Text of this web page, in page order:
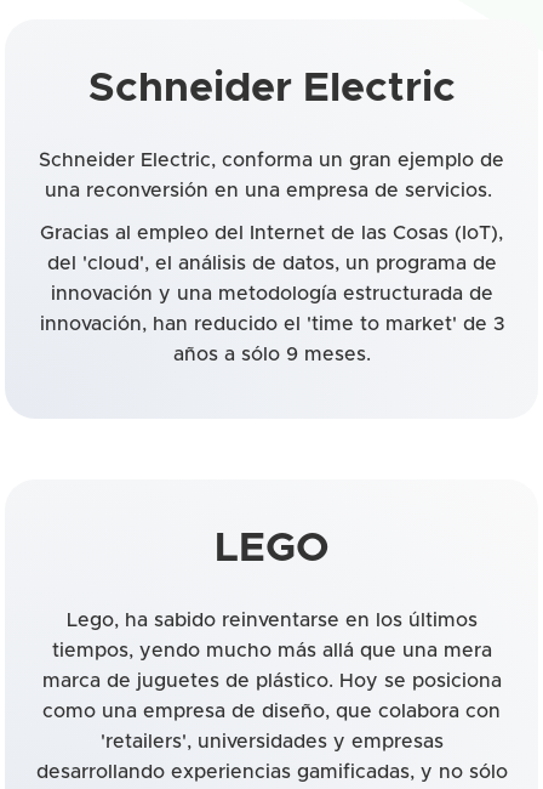
Schneider Electric
Schneider Electric, conforma un gran ejemplo de
una reconversión en una empresa de servicios.
Gracias al empleo del Internet de las Cosas (IoT),
del 'cloud', el análisis de datos, un programa de
innovación y una metodología estructurada de
innovación, han reducido el 'time to market' de 3
años a sólo 9 meses.
LEGO
Lego, ha sabido reinventarse en los últimos
tiempos, yendo mucho más allá que una mera
marca de juguetes de plástico. Hoy se posiciona
como una empresa de diseño, que colabora con
'retailers', universidades y empresas
desarrollando experiencias gamificadas, y no sólo